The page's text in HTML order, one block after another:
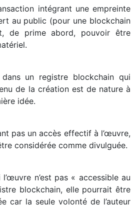
intégrant une empreinte
au public (pour une blockchain
de prime abord, pouvoir être
un registre blockchain qui
de la création est de nature à
idée.
pas un accès effectif à l’œuvre,
considérée comme divulguée.
n’est pas « accessible au
blockchain, elle pourrait être
car la seule volonté de l’auteur